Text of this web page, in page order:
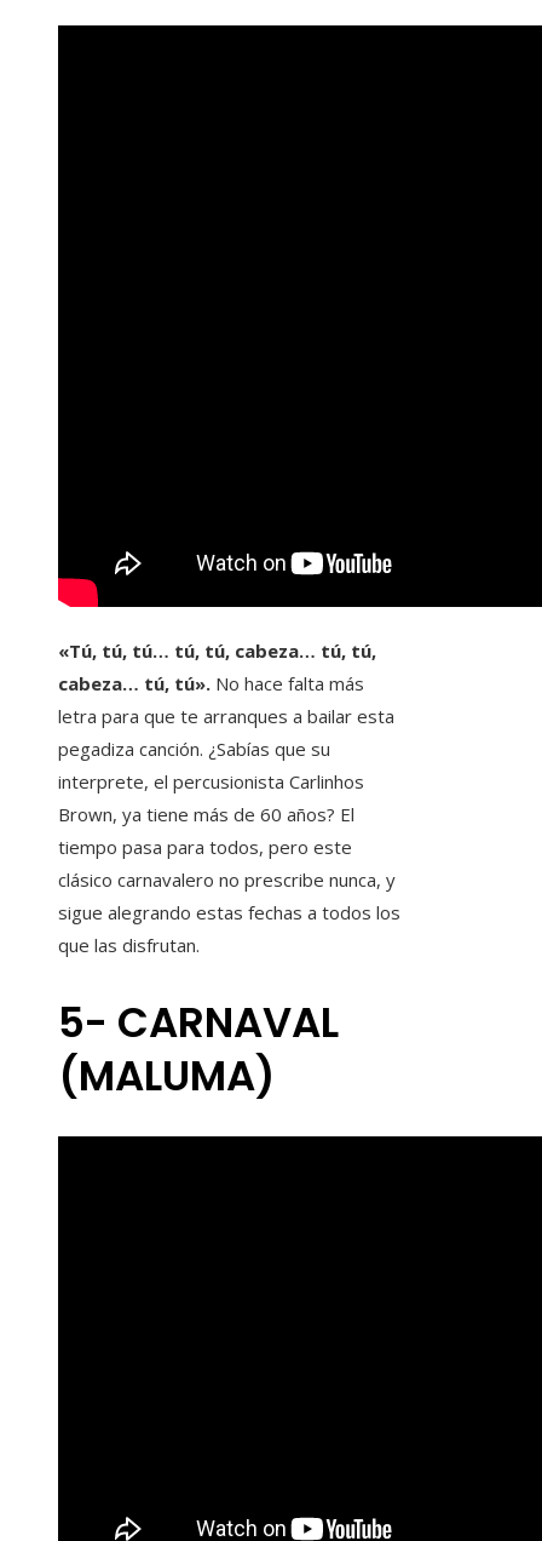
«Tú, tú, tú… tú, tú, cabeza… tú, tú,
cabeza… tú, tú». No hace falta más
letra para que te arranques a bailar esta
pegadiza canción. ¿Sabías que su
interprete, el percusionista Carlinhos
Brown, ya tiene más de 60 años? El
tiempo pasa para todos, pero este
clásico carnavalero no prescribe nunca, y
sigue alegrando estas fechas a todos los
que las disfrutan.
5- CARNAVAL
(MALUMA)